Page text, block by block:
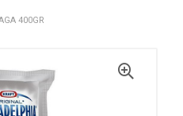
400GR